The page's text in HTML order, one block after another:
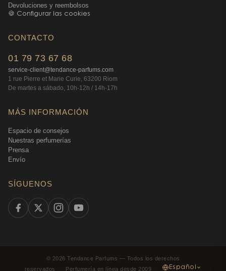
Devoluciones y reembolsos
🍪 Configurar las cookies
CONTACTO
01 79 73 67 68
service-client@tendance-parfums.com
1 rue Pierre et Marie Curie, 63200 Riom
De martes a sábado, 10h-12h / 14h-17h
MÁS INFORMACIÓN
Espacio de consejos
Nuestras perfumerías
Prensa
Envío
SÍGUENOS
© 2026 Tendance Parfums — Todos los derechos
reservados
· Perfumería en línea desde 2009 · Español